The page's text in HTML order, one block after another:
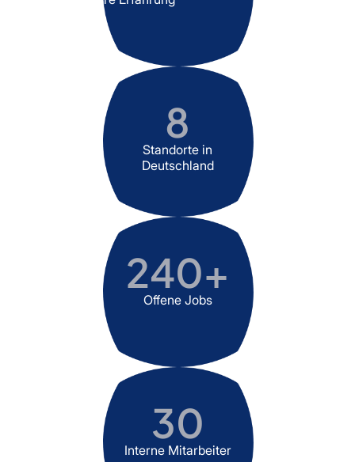
Standorte in
Deutschland
8
Offene Jobs
240+
Interne Mitarbeiter
30